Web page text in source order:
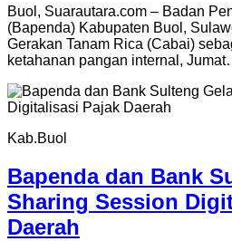
Buol, Suarautara.com – Badan
(Bapenda) Kabupaten Buol,
Gerakan Tanam Rica (Cabai)
ketahanan pangan internal,
Kab.Buol
Bapenda dan Bank
Sharing Session
Daerah